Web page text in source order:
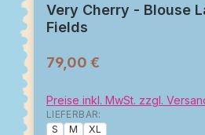
Very Cherry - Blouse
Fields
79,00 €
Preise inkl. MwSt. zzgl.
LIEFERBAR:
S
M XL